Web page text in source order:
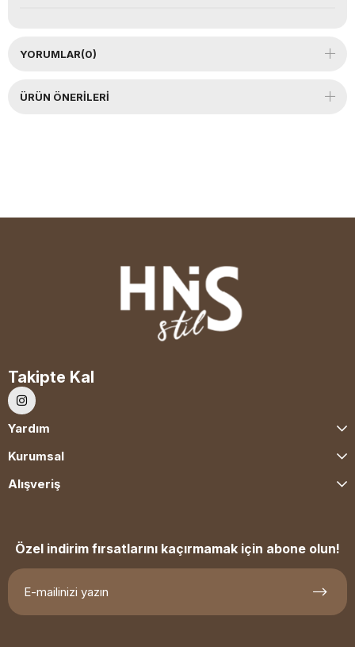
YORUMLAR(0)
ÜRÜN ÖNERILERI
Takipte Kal
Yardım
Kurumsal
Alışveriş
Özel indirim fırsatlarını kaçırmamak için abone olun!